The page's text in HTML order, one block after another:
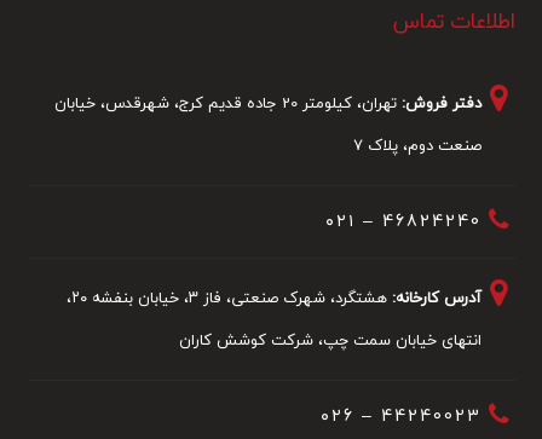
اطلاعات تماس
دفتر فروش:
تهران، کیلومتر 20 جاده قدیم کرج، شهرقدس، خیابان
صنعت دوم، پلاک 7
46824240 – ۰۲۱
آدرس کارخانه:
هشتگرد، شهرک صنعتی، فاز ۳، خیابان بنفشه ۲۰،
انتهای خیابان سمت چپ، شرکت کوشش کاران
44240023 – ۰۲6